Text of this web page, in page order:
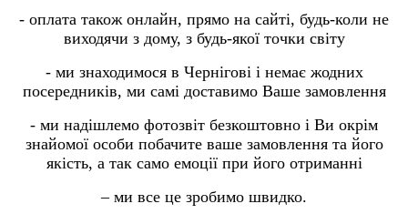
- оплата також онлайн, прямо на сайті, будь-коли не
виходячи з дому, з будь-якої точки світу
- ми знаходимося в Чернігові і немає жодних
посередників, ми самі доставимо Ваше замовлення
- ми надішлемо фотозвіт безкоштовно і Ви окрім
знайомої особи побачите ваше замовлення та його
якість, а так само емоції при його отриманні
– ми все це зробимо швидко.